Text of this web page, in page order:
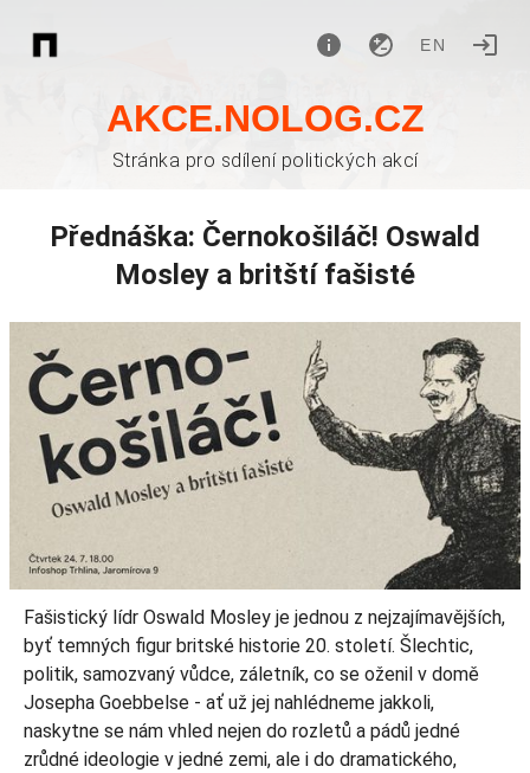
EN
AKCE.NOLOG.CZ
Stránka pro sdílení politických akcí
Přednáška: Černokošiláč! Oswald
Mosley a britští fašisté
Fašistický lídr Oswald Mosley je jednou z nejzajímavějších,
byť temných figur britské historie 20. století. Šlechtic,
politik, samozvaný vůdce, záletník, co se oženil v domě
Josepha Goebbelse - ať už jej nahlédneme jakkoli,
naskytne se nám vhled nejen do rozletů a pádů jedné
zrůdné ideologie v jedné zemi, ale i do dramatického,